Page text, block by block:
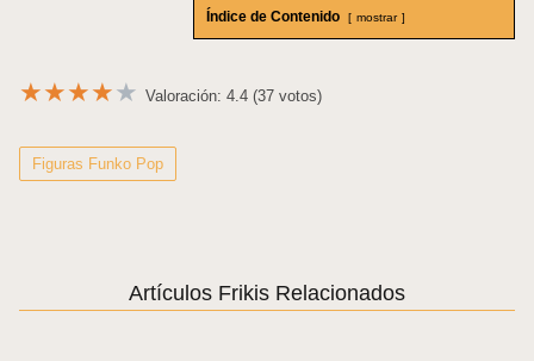
Índice de Contenido mostrar
★★★★★ Valoración: 4.4 (37 votos)
Figuras Funko Pop
Artículos Frikis Relacionados